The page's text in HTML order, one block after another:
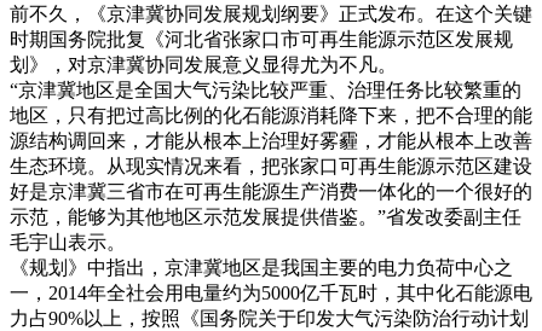
前不久，《京津冀协同发展规划纲要》正式发布。在这个关键
时期国务院批复《河北省张家口市可再生能源示范区发展规
划》，对京津冀协同发展意义显得尤为不凡。
“京津冀地区是全国大气污染比较严重、治理任务比较繁重的
地区，只有把过高比例的化石能源消耗降下来，把不合理的能
源结构调回来，才能从根本上治理好雾霾，才能从根本上改善
生态环境。从现实情况来看，把张家口可再生能源示范区建设
好是京津冀三省市在可再生能源生产消费一体化的一个很好的
示范，能够为其他地区示范发展提供借鉴。”省发改委副主任
毛宇山表示。
《规划》中指出，京津冀地区是我国主要的电力负荷中心之
一，2014年全社会用电量约为5000亿千瓦时，其中化石能源电
力占90%以上，按照《国务院关于印发大气污染防治行动计划